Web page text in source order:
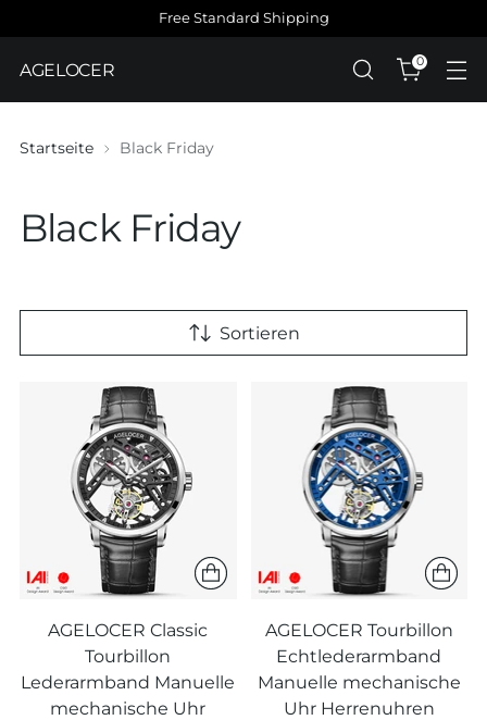
Free Standard Shipping
AGELOCER 0
Startseite Black Friday
Black Friday
Sortieren
AGELOCER Classic
Tourbillon
Lederarmband Manuelle
mechanische Uhr
AGELOCER Tourbillon
Echtlederarmband
Manuelle mechanische
Uhr Herrenuhren